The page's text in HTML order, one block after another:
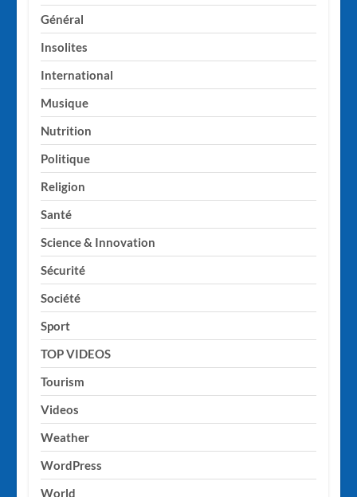
Général
Insolites
International
Musique
Nutrition
Politique
Religion
Santé
Science & Innovation
Sécurité
Société
Sport
TOP VIDEOS
Tourism
Videos
Weather
WordPress
World